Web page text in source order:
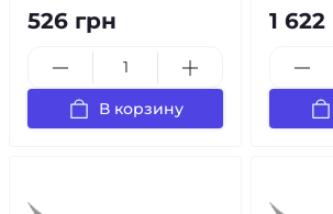
526 грн
В корзину
1 622